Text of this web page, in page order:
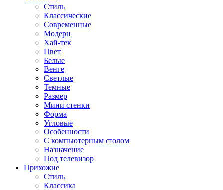
Стиль
Классические
Современные
Модерн
Хай-тек
Цвет
Белые
Венге
Светлые
Темные
Размер
Мини стенки
Форма
Угловые
Особенности
С компьютерным столом
Назначение
Под телевизор
Прихожие
Стиль
Классика